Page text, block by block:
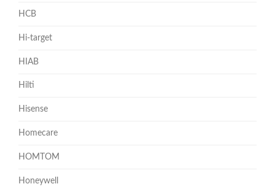
HCB
Hi-target
HIAB
Hilti
Hisense
Homecare
HOMTOM
Honeywell